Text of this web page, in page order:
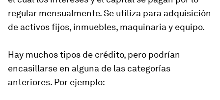
regular mensualmente. Se utiliza para adquisición
de activos fijos, inmuebles, maquinaria y equipo.
Hay muchos tipos de crédito, pero podrían
encasillarse en alguna de las categorías
anteriores. Por ejemplo: